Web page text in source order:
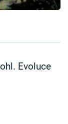
Evoluce